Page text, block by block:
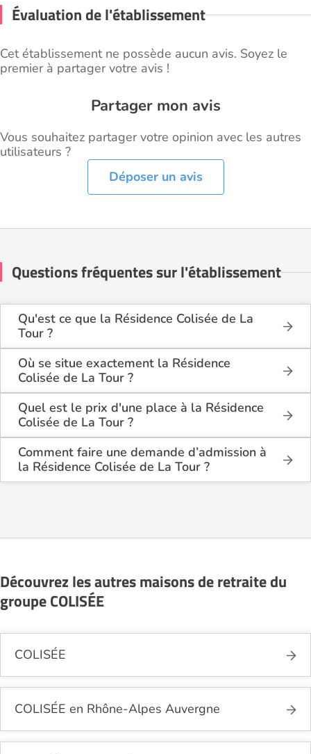
Évaluation de l'établissement
Cet établissement ne possède aucun avis. Soyez le
premier à partager votre avis !
Partager mon avis
Vous souhaitez partager votre opinion avec les autres
utilisateurs ?
Déposer un avis
Questions fréquentes sur l'établissement
Qu'est ce que la Résidence Colisée de La
Tour ?
La Résidence Colisée de La Tour est une maison de
retraite médicalisée située à La Baume-de-Transit
(26790).
Où se situe exactement la Résidence
Colisée de La Tour ?
La Résidence Colisée de La Tour est située 490,
Chemin Des Asclepios Quartier Rochechausson à La
Baume-de-Transit (26790), dans la Drôme (26).
Quel est le prix d'une place à la Résidence
Colisée de La Tour ?
La Résidence Colisée de La Tour propose des
logements en chambre simple à partir de 3 038€
par mois, et en chambre double à partir de 2 759€
par mois.
Comment faire une demande d’admission à
la Résidence Colisée de La Tour ?
La demande s’effectue directement via le formulaire
les coûts et les démarches administratives
Découvrez les autres maisons de retraite du
groupe COLISÉE
COLISÉE
COLISÉE en Rhône-Alpes Auvergne